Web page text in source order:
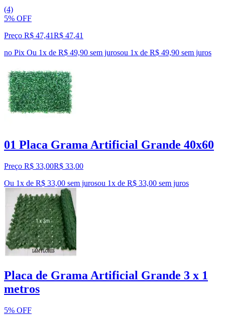
(4)
5% OFF
Preço R$ 47,41R$ 47,41
no Pix Ou 1x de R$ 49,90 sem jurosou 1x de R$ 49,90 sem juros
01 Placa Grama Artificial Grande 40x60
Preço R$ 33,00R$ 33,00
Ou 1x de R$ 33,00 sem jurosou 1x de R$ 33,00 sem juros
Placa de Grama Artificial Grande 3 x 1
metros
5% OFF